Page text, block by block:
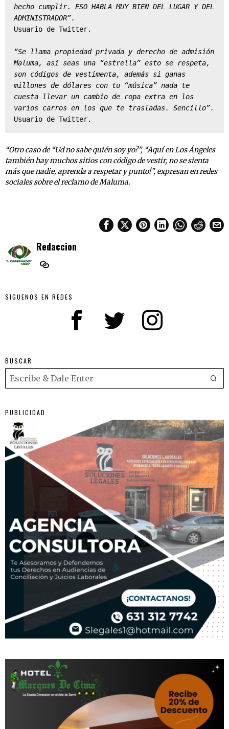
hecho cumplir. ESO HABLA MUY BIEN DEL LUGAR Y DEL
ADMINISTRADOR”.
Usuario de Twitter.
“Se llama propiedad privada y derecho de admisión
Maluma, así seas una “estrella” esto se respeta,
son códigos de vestimenta, además si ganas
millones de dólares con tu “música” nada te
cuesta llevar un cambio de ropa extra en los
varios carros en los que te trasladas. Sencillo”.
Usuario de Twitter.
“Otro caso de “Ud no sabe quién soy yo?”, “Aquí en Los Ángeles
también hay muchos sitios con código de vestir, no se sienta
más que nadie, aprenda a respetar y punto!”, expresan en redes
sociales sobre el reclamo de Maluma.
Redaccion
SIGUENOS EN REDES
BUSCAR
PUBLICIDAD